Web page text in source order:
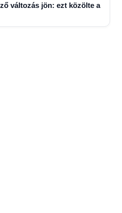
változás jön: ezt közölte a